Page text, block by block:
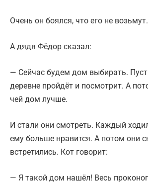
Очень он боялся, что его не возьмут.
А дядя Фёдор сказал:
— Сейчас будем дом выбирать.
деревне пройдёт и посмотрит. А
чей дом лучше.
И стали они смотреть. Каждый
ему больше нравится. А потом они
встретились. Кот говорит:
— Я такой дом нашёл! Весь